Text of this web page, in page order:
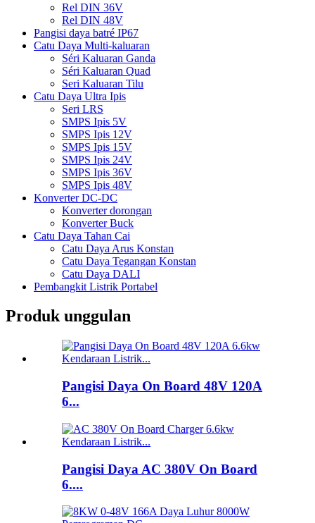
Rel DIN 36V
Rel DIN 48V
Pangisi daya batré IP67
Catu Daya Multi-kaluaran
Séri Kaluaran Ganda
Séri Kaluaran Quad
Seri Kaluaran Tilu
Catu Daya Ultra Ipis
Seri LRS
SMPS Ipis 5V
SMPS Ipis 12V
SMPS Ipis 15V
SMPS Ipis 24V
SMPS Ipis 36V
SMPS Ipis 48V
Konverter DC-DC
Konverter dorongan
Konverter Buck
Catu Daya Tahan Cai
Catu Daya Arus Konstan
Catu Daya Tegangan Konstan
Catu Daya DALI
Pembangkit Listrik Portabel
Produk unggulan
Pangisi Daya On Board 48V 120A
6...
Pangisi Daya AC 380V On Board
6....